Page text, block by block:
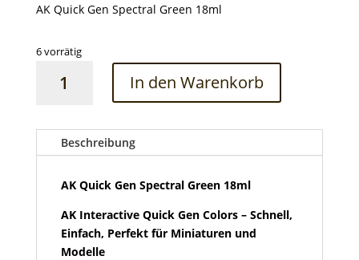
AK Quick Gen Spectral Green 18ml
6 vorrätig
Quick
Green
18ml
Menge
In den Warenkorb
Beschreibung
AK Quick Gen Spectral Green 18ml
AK Interactive Quick Gen Colors – Schnell,
Einfach, Perfekt für Miniaturen und
Modelle